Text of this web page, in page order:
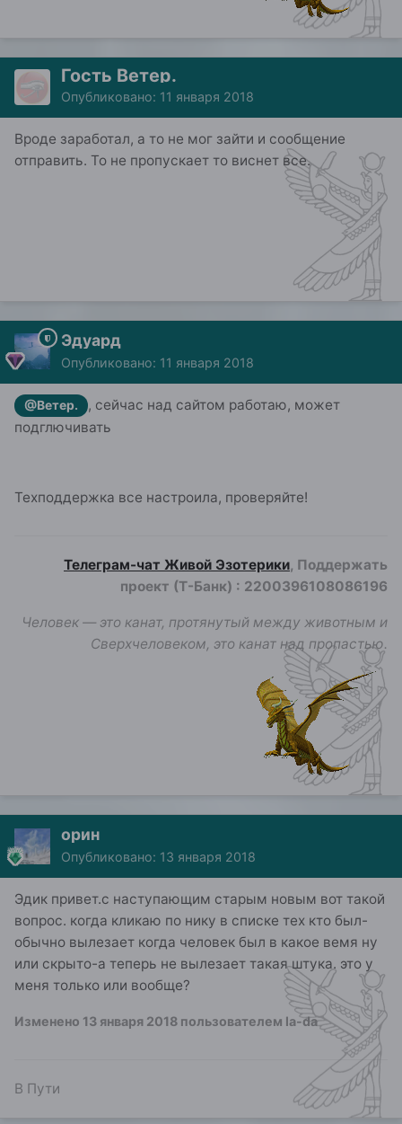
Гость Ветер.
Опубликовано: 11 января 2018
Вроде заработал, а то не мог зайти и сообщение
отправить. То не пропускает то виснет все.
Эдуард
Опубликовано: 11 января 2018
@Ветер.
, сейчас над сайтом работаю, может
подглючивать
Техподдержка все настроила, проверяйте!
Телеграм-чат Живой Эзотерики, Поддержать
проект (Т-Банк) : 2200396108086196
Человек — это канат, протянутый между животным и
Сверхчеловеком, это канат над пропастью.
орин
Опубликовано: 13 января 2018
Эдик привет.с наступающим старым новым вот такой
вопрос. когда кликаю по нику в списке тех кто был-
обычно вылезает когда человек был в какое вемя ну
или скрыто-а теперь не вылезает такая штука. это у
меня только или вообще?
Изменено 13 января 2018 пользователем la-da
В Пути